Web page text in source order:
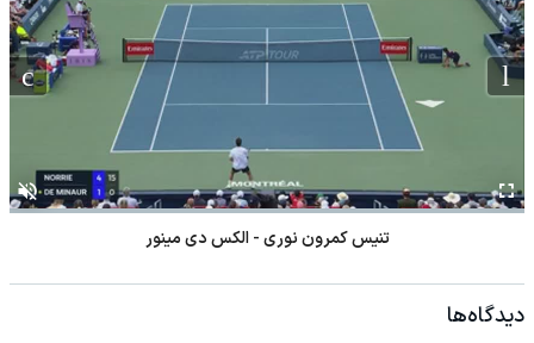
تنیس کمرون نوری - الکس دی مینور
دیدگاه‌ها